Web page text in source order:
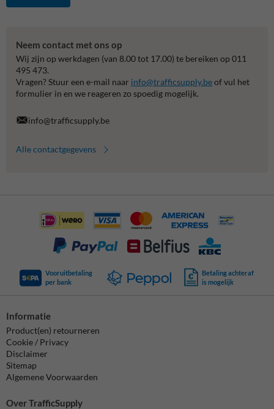
Neem contact met ons op
Wij zijn op werkdagen (van 8.00 tot 17.00) te bereiken op 011
495 473.
Vragen? Stuur een e-mail naar info@trafficsupply.beof vul het
formulier in en we reageren zo spoedig mogelijk.
info@trafficsupply.be
Alle contactgegevens
Vooruitbetaling
per bank
Betaling achteraf
is mogelijk
Informatie
Product(en) retourneren
Cookie / Privacy
Disclaimer
Sitemap
Algemene Voorwaarden
Over TrafficSupply